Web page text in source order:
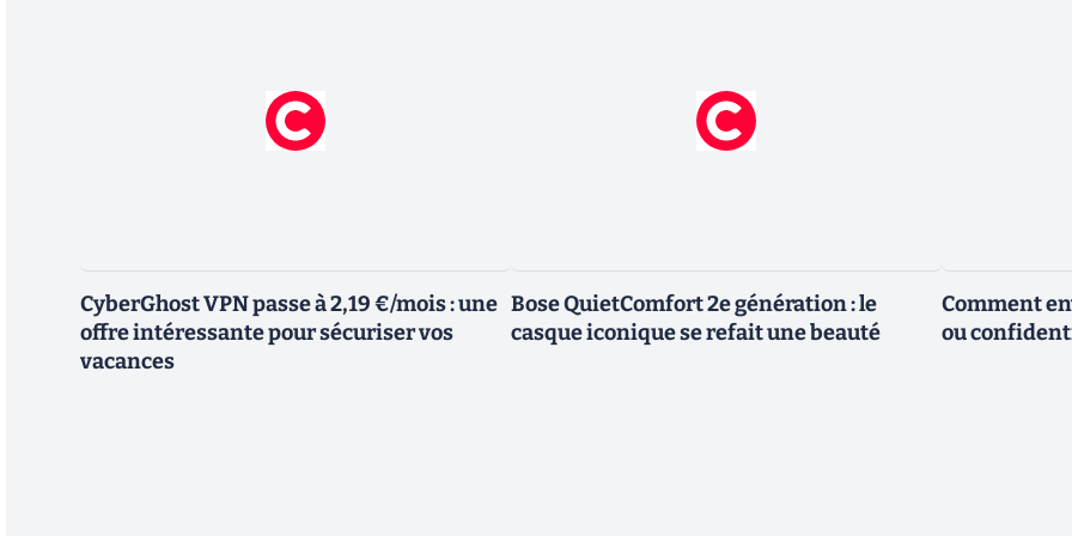
CyberGhost VPN passe à 2,19 €/mois : une
offre intéressante pour sécuriser vos
vacances
Bose QuietComfort 2e génération : le
casque iconique se refait une beauté
Comment
ou